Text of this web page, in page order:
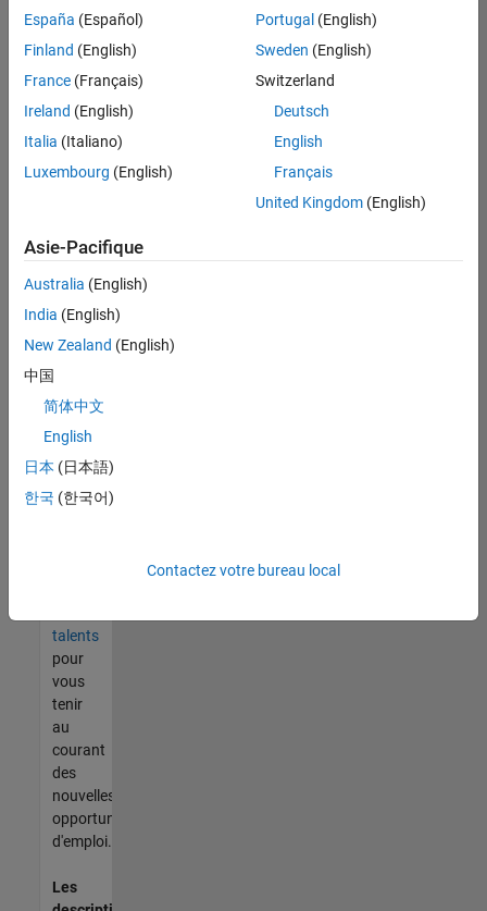
Vous
pouvez
élargir
votre
recherche
ou
afficher
l’ensemble
d'emploi.
malgré
tout
vous
trouvez
pas
d'offre
corresponde
à vos
talents
pour
vous
tenir
au
courant
des
nouvelles
opportunités
d'emploi.
Les
España (Español)
Finland (English)
France (Français)
Ireland (English)
Italia (Italiano)
Luxembourg (English)
Portugal (English)
Sweden (English)
Switzerland
Deutsch
English
Français
United Kingdom(English)
Asie-Pacifique
Australia (English)
India (English)
New Zealand (English)
中国
简体中文
English
日本 (日本語)
한국 (한국어)
Contactez votre bureau local